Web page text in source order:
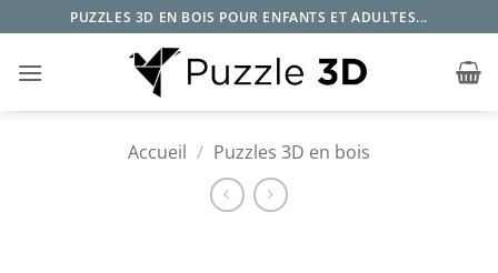
au
contenu
PUZZLES 3D EN BOIS POUR ENFANTS ET ADULTES...
Accueil / Puzzles 3D en bois